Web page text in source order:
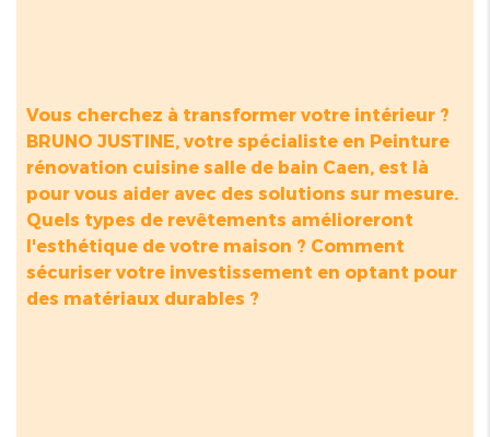
Vous cherchez à transformer votre intérieur ?
BRUNO JUSTINE, votre spécialiste en Peinture
rénovation cuisine salle de bain Caen, est là
pour vous aider avec des solutions sur mesure.
Quels types de revêtements amélioreront
l'esthétique de votre maison ? Comment
sécuriser votre investissement en optant pour
des matériaux durables ?